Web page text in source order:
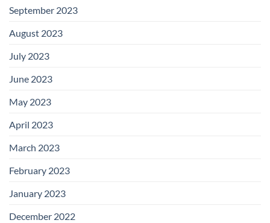
September 2023
August 2023
July 2023
June 2023
May 2023
April 2023
March 2023
February 2023
January 2023
December 2022